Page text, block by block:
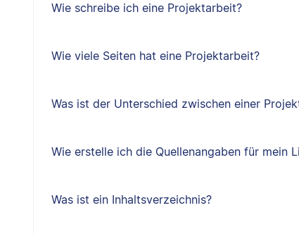
Wie schreibe ich eine Projektarbeit?
Wie viele Seiten hat eine Projektarbeit?
Was ist der Unterschied zwischen einer
Wie erstelle ich die Quellenangaben für mein
Was ist ein Inhaltsverzeichnis?